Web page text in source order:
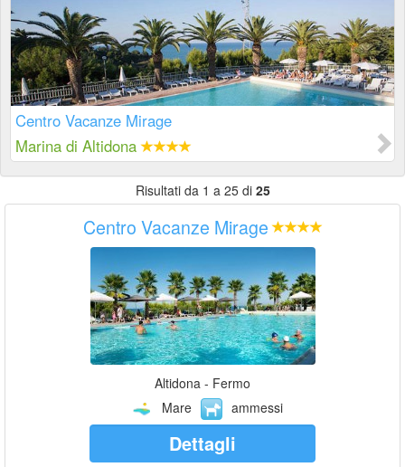
Centro Vacanze Mirage
Marina di Altidona
Risultati da 1 a 25 di 25
Centro Vacanze Mirage
Altidona - Fermo
Mare
ammessi
Dettagli